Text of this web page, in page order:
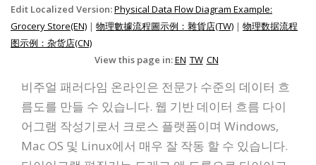
Edit Localized Version:Physical Data Flow Diagram Example:
Grocery Store(EN) | 物理數據流程圖示例：雜貨店(TW) | 物理数据流程
图示例：杂货店(CN)
View this page in:EN TW CN
비주얼 패러다임 온라인은 전문가 수준의 데이터 흐
름도를 만들 수 있습니다. 웹 기반 데이터 흐름 다이
어그램 작성기로서 크로스 플랫폼이며 Windows,
Mac OS 및 Linux에서 매우 잘 작동 할 수 있습니다.